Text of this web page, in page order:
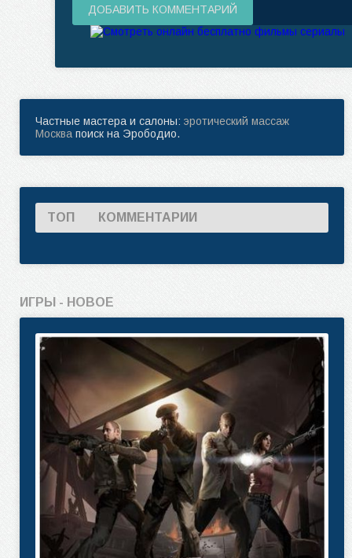
ДОБАВИТЬ КОММЕНТАРИЙ
Частные мастера и салоны: эротический массаж
Москва поиск на Эрободио.
ТОП КОММЕНТАРИИ
ИГРЫ - НОВОЕ